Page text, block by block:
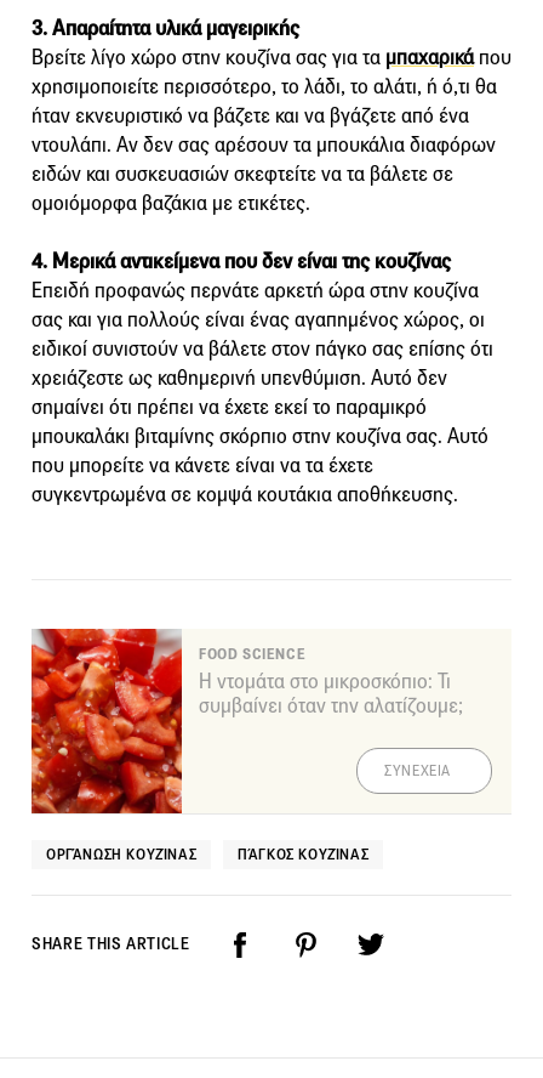
3. Απαραίτητα υλικά μαγειρικής
Βρείτε λίγο χώρο στην κουζίνα σας για τα μπαχαρικάπου
χρησιμοποιείτε περισσότερο, το λάδι, το αλάτι, ή ό,τι θα
ήταν εκνευριστικό να βάζετε και να βγάζετε από ένα
ντουλάπι. Αν δεν σας αρέσουν τα μπουκάλια διαφόρων
ειδών και συσκευασιών σκεφτείτε να τα βάλετε σε
ομοιόμορφα βαζάκια με ετικέτες.
4. Μερικά αντικείμενα που δεν είναι της κουζίνας
Επειδή προφανώς περνάτε αρκετή ώρα στην κουζίνα
σας και για πολλούς είναι ένας αγαπημένος χώρος, οι
ειδικοί συνιστούν να βάλετε στον πάγκο σας επίσης ότι
χρειάζεστε ως καθημερινή υπενθύμιση. Αυτό δεν
σημαίνει ότι πρέπει να έχετε εκεί το παραμικρό
μπουκαλάκι βιταμίνης σκόρπιο στην κουζίνα σας. Αυτό
που μπορείτε να κάνετε είναι να τα έχετε
συγκεντρωμένα σε κομψά κουτάκια αποθήκευσης.
FOOD SCIENCE
Η ντομάτα στο μικροσκόπιο: Τι
συμβαίνει όταν την αλατίζουμε;
ΣΥΝΕΧΕΙΑ
ΟΡΓΆΝΩΣΗ ΚΟΥΖΊΝΑΣ ΠΆΓΚΟΣ ΚΟΥΖΊΝΑΣ
SHARE THIS ARTICLE